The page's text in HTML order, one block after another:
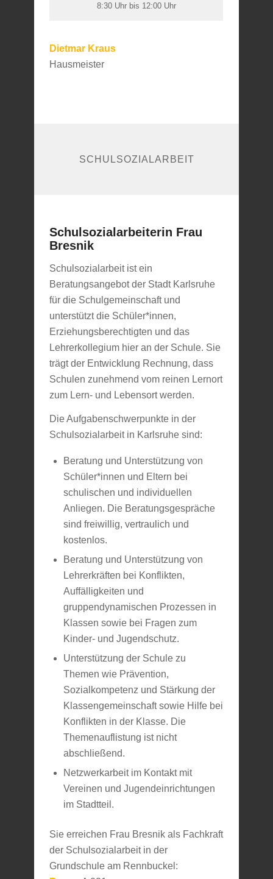
8:30 Uhr bis 12:00 Uhr
Dietmar Kraus
Hausmeister
SCHULSOZIALARBEIT
Schulsozialarbeiterin Frau
Bresnik
Schulsozialarbeit ist ein
Beratungsangebot der Stadt Karlsruhe
für die Schulgemeinschaft und
unterstützt die Schüler*innen,
Erziehungsberechtigten und das
Lehrerkollegium hier an der Schule. Sie
trägt der Entwicklung Rechnung, dass
Schulen zunehmend vom reinen Lernort
zum Lern- und Lebensort werden.
Die Aufgabenschwerpunkte in der
Schulsozialarbeit in Karlsruhe sind:
Beratung und Unterstützung von
Schüler*innen und Eltern bei
schulischen und individuellen
Anliegen. Die Beratungsgespräche
sind freiwillig, vertraulich und
kostenlos.
Beratung und Unterstützung von
Lehrerkräften bei Konflikten,
Auffälligkeiten und
gruppendynamischen Prozessen in
Klassen sowie bei Fragen zum
Kinder- und Jugendschutz.
Unterstützung der Schule zu
Themen wie Prävention,
Sozialkompetenz und Stärkung der
Klassengemeinschaft sowie Hilfe bei
Konflikten in der Klasse. Die
Themenauflistung ist nicht
abschließend.
Netzwerkarbeit im Kontakt mit
Vereinen und Jugendeinrichtungen
im Stadtteil.
Sie erreichen Frau Bresnik als Fachkraft
der Schulsozialarbeit in der
Grundschule am Rennbuckel: